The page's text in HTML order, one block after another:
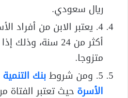
ريال سعودي.
4. يعتبر الابن من أفراد
أكثر من 24 سنة،
متزوجا.
5. ومن شروط
بنك
الأسرة حيث تعتبر الفتاة